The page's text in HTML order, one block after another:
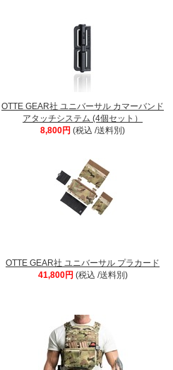
OTTE GEAR社 ユニバーサル カマーバンド
アタッチシステム (4個セット）
8,800円 (税込 /送料別)
OTTE GEAR社 ユニバーサル プラカード
41,800円 (税込 /送料別)